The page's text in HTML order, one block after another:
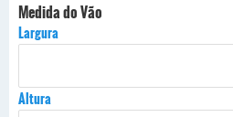
Medida do Vão
Largura
Altura